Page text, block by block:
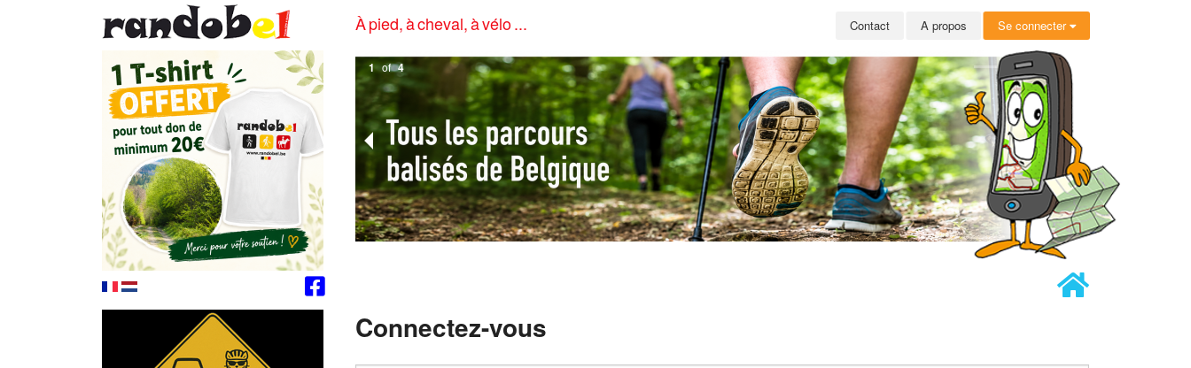
À pied, à cheval, à vélo ... Contact A propos Se connecter
1 of 4
Connectez-vous